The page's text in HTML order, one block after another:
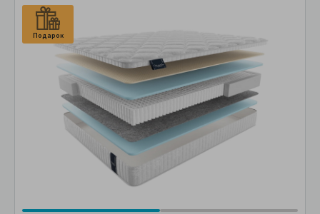
Подарок